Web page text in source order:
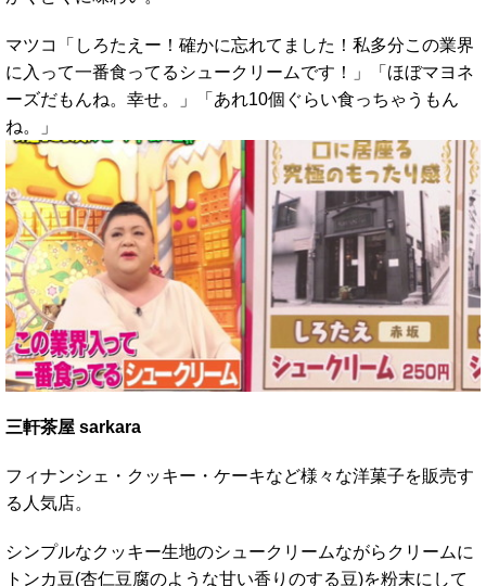
マツコ「しろたえー！確かに忘れてました！私多分この業界
に入って一番食ってるシュークリームです！」「ほぼマヨネ
ーズだもんね。幸せ。」「あれ10個ぐらい食っちゃうもん
ね。」
三軒茶屋 sarkara
フィナンシェ・クッキー・ケーキなど様々な洋菓子を販売す
る人気店。
シンプルなクッキー生地のシュークリームながらクリームに
トンカ豆(杏仁豆腐のような甘い香りのする豆)を粉末にして